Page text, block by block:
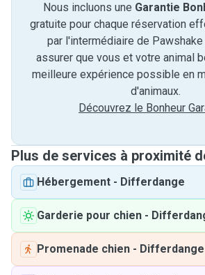
Nous incluons une Garantie
gratuite pour chaque réservation
par l'intermédiaire de
assurer que vous et votre animal
meilleure expérience possible en
d'animaux.
Découvrez le Bonheur
Plus de services à proximité
Hébergement - Differdange
Garderie pour chien -
Promenade chien - Differdange